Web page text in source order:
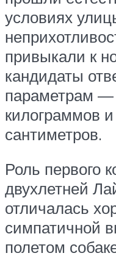
условиях
привыкали к
кандидаты
параметрам —
килограммов
сантиметров.
Роль первого
двухлетней
отличалась
симпатичной
полетом